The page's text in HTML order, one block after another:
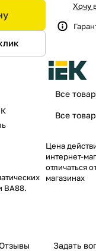
ВА88.
Хочу
Все
Все
Цена
интернет-
отличаться
магазинах
Задать